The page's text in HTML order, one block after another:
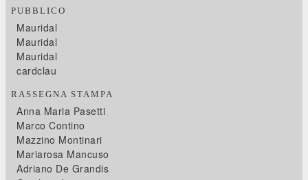
PUBBLICO
Mauridal
Mauridal
Mauridal
cardclau
RASSEGNA STAMPA
Anna Maria Pasetti
Marco Contino
Mazzino Montinari
Mariarosa Mancuso
Adriano De Grandis